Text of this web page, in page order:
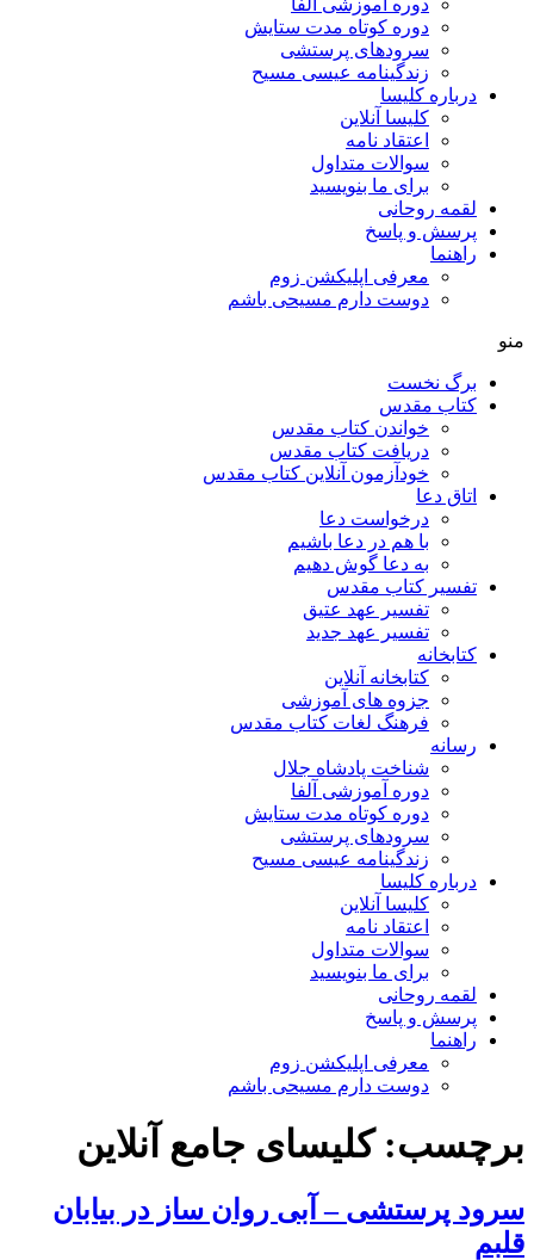
دوره آموزشی آلفا
دوره کوتاه مدت ستایش
سرودهای پرستشی
زندگینامه عیسی مسیح
درباره کلیسا
کلیسا آنلاین
اعتقاد نامه
سوالات متداول
برای ما بنویسید
لقمه روحانی
پرسش و پاسخ
راهنما
معرفی اپلیکشن زوم
دوست دارم مسیحی باشم
منو
برگ نخست
کتاب مقدس
خواندن کتاب مقدس
دریافت کتاب مقدس
خودآزمون آنلاین کتاب مقدس
اتاق دعا
درخواست دعا
با هم در دعا باشیم
به دعا گوش دهیم
تفسیر کتاب مقدس
تفسیر عهد عتیق
تفسیر عهد جدید
کتابخانه
کتابخانه آنلاین
جزوه های آموزشی
فرهنگ لغات کتاب مقدس
رسانه
شناخت پادشاه جلال
دوره آموزشی آلفا
دوره کوتاه مدت ستایش
سرودهای پرستشی
زندگینامه عیسی مسیح
درباره کلیسا
کلیسا آنلاین
اعتقاد نامه
سوالات متداول
برای ما بنویسید
لقمه روحانی
پرسش و پاسخ
راهنما
معرفی اپلیکشن زوم
دوست دارم مسیحی باشم
برچسب:کلیسای جامع آنلاین
سرود پرستشی – آبی روان ساز در بیابان
قلبم